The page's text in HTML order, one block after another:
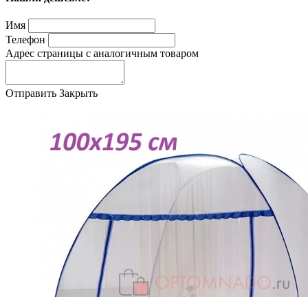
Имя
Телефон
Адрес страницы с аналогичным товаром
Отправить Закрыть